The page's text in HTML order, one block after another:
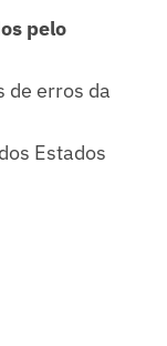
pelo
de erros da
Estados